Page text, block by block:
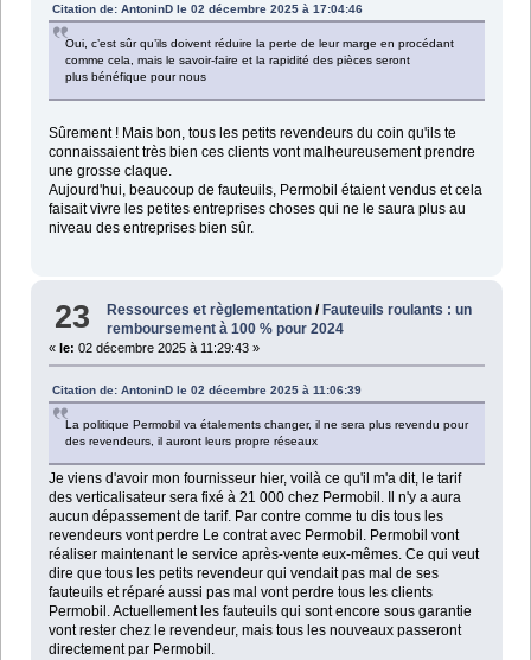
Citation de: AntoninD le 02 décembre 2025 à 17:04:46
Oui, c’est sûr qu’ils doivent réduire la perte de leur marge en procédant
comme cela, mais le savoir-faire et la rapidité des pièces seront
plus bénéfique pour nous
Sûrement ! Mais bon, tous les petits revendeurs du coin qu'ils te
connaissaient très bien ces clients vont malheureusement prendre
une grosse claque.
Aujourd'hui, beaucoup de fauteuils, Permobil étaient vendus et cela
faisait vivre les petites entreprises choses qui ne le saura plus au
niveau des entreprises bien sûr.
23 Ressources et règlementation / Fauteuils roulants : un
remboursement à 100 % pour 2024
« le: 02 décembre 2025 à 11:29:43 »
Citation de: AntoninD le 02 décembre 2025 à 11:06:39
La politique Permobil va étalements changer, il ne sera plus revendu pour
des revendeurs, il auront leurs propre réseaux
Je viens d'avoir mon fournisseur hier, voilà ce qu'il m'a dit, le tarif
des verticalisateur sera fixé à 21 000 chez Permobil. Il n'y a aura
aucun dépassement de tarif. Par contre comme tu dis tous les
revendeurs vont perdre Le contrat avec Permobil. Permobil vont
réaliser maintenant le service après-vente eux-mêmes. Ce qui veut
dire que tous les petits revendeur qui vendait pas mal de ses
fauteuils et réparé aussi pas mal vont perdre tous les clients
Permobil. Actuellement les fauteuils qui sont encore sous garantie
vont rester chez le revendeur, mais tous les nouveaux passeront
directement par Permobil.